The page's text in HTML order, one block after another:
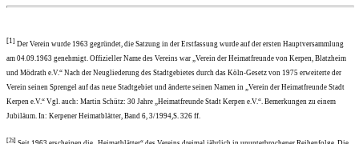
[1 ] Der Verein wurde 1963 gegründet, die Satzung in der Erstfassung wurde auf der ersten Hauptversammlung
am 04.09.1963 genehmigt. Offizieller Name des Vereins war „Verein der Heimatfreunde von Kerpen, Blatzheim
und Mödrath e.V.“ Nach der Neugliederung des Stadtgebietes durch das Köln-Gesetz von 1975 erweiterte der
Verein seinen Sprengel auf das neue Stadtgebiet und änderte seinen Namen in „Verein der Heimatfreunde Stadt
Kerpen e.V.“ Vgl. auch: Martin Schütz: 30 Jahre „Heimatfreunde Stadt Kerpen e.V.“. Bemerkungen zu einem
Jubiläum. In: Kerpener Heimatblätter, Band 6, 3/1994,S. 326 ff.
[2i]